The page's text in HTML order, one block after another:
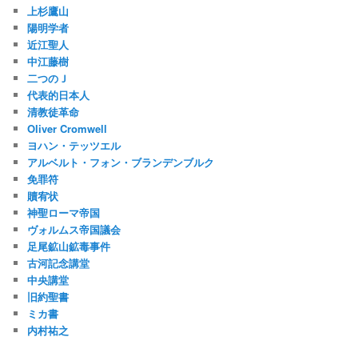
上杉鷹山
陽明学者
近江聖人
中江藤樹
二つのＪ
代表的日本人
清教徒革命
Oliver Cromwell
ヨハン・テッツエル
アルベルト・フォン・ブランデンブルク
免罪符
贖宥状
神聖ローマ帝国
ヴォルムス帝国議会
足尾鉱山鉱毒事件
古河記念講堂
中央講堂
旧約聖書
ミカ書
内村祐之